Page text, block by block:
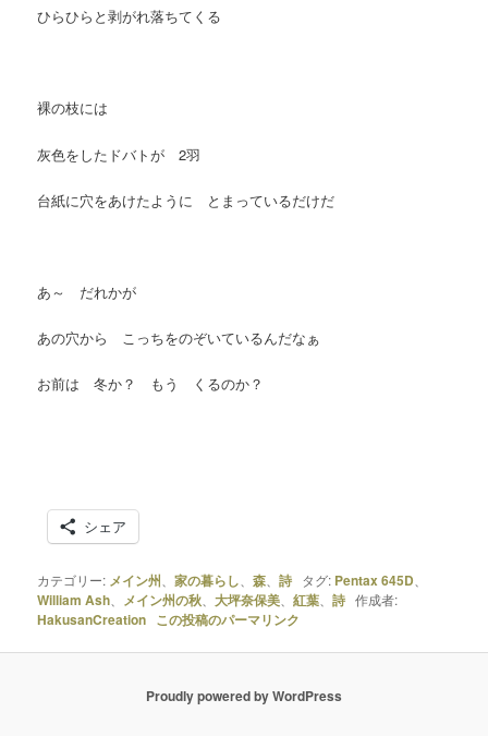
ひらひらと剥がれ落ちてくる
裸の枝には
灰色をしたドバトが 2羽
台紙に穴をあけたように とまっているだけだ
あ～ だれかが
あの穴から こっちをのぞいているんだなぁ
お前は 冬か？ もう くるのか？
シェア
カテゴリー: メイン州 、家の暮らし 、森 、詩 タグ: Pentax 645D
William Ash メイン州の秋 、大坪奈保美 、紅葉 、詩 作成者:
HakusanCreation この投稿のパーマリンク
Proudly powered by WordPress